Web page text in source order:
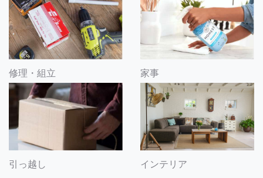
修理・組立 家事
引っ越し インテリア